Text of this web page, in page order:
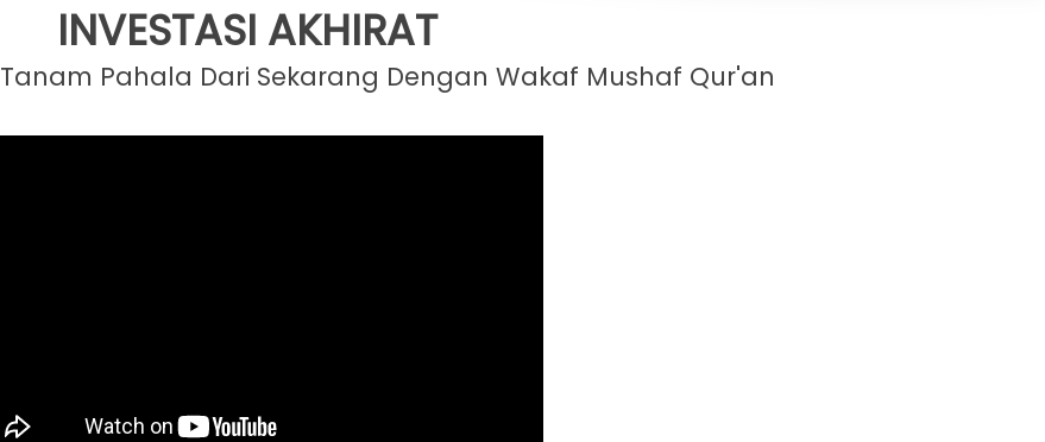
INVESTASI AKHIRAT
Tanam Pahala Dari Sekarang Dengan Wakaf Mushaf Qur'an